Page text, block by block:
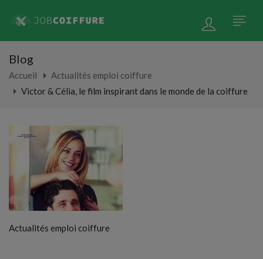
Blog
Accueil
Actualités emploi coiffure
Victor & Célia, le film inspirant dans le monde de la coiffure
Actualités emploi coiffure